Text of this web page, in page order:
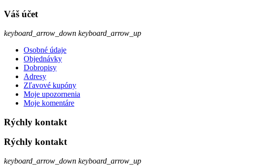
Váš účet
keyboard_arrow_down keyboard_arrow_up
Osobné údaje
Objednávky
Dobropisy
Adresy
Zľavové kupóny
Moje upozornenia
Moje komentáre
Rýchly kontakt
Rýchly kontakt
keyboard_arrow_down keyboard_arrow_up